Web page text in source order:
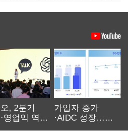
, 2분기
영업익 역대
가입자 증가
·AIDC 성장…